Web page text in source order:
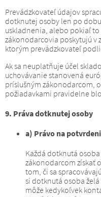
Prevádzkovateľ údajov
dotknutej osoby len po
uskladnenia, alebo pokiaľ
zákonodarcovia poskytujú v
ktorým prevádzkovateľ
Ak sa neuplatňuje účel
uchovávanie stanovená
príslušným zákonodarcom,
požiadavkami pravidelne
9. Práva dotknutej osoby
a) Právo na
Každá dotknutá
zákonodarcom získať
tom, či sa
si dotknutá osoba
môže kedykoľvek